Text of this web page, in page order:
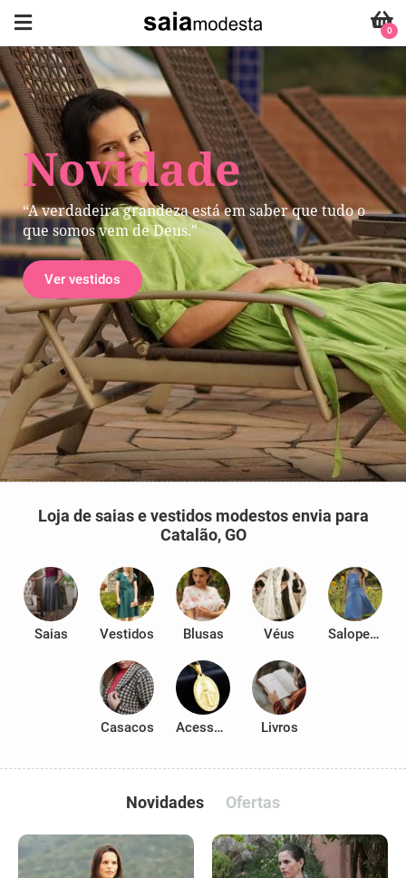
Novidade
“A verdadeira grandeza está em saber que tudo o
que somos vem de Deus."
Ver vestidos
0
Loja de saias e vestidos modestos envia para
Catalão, GO
Saias Vestidos Blusas Véus Salopetes
Casacos Acessórios Livros
Novidades Ofertas